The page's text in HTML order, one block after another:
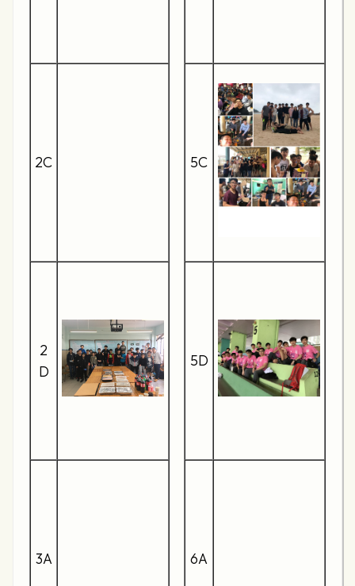
2C 5C
2
D
5D
3A 6A